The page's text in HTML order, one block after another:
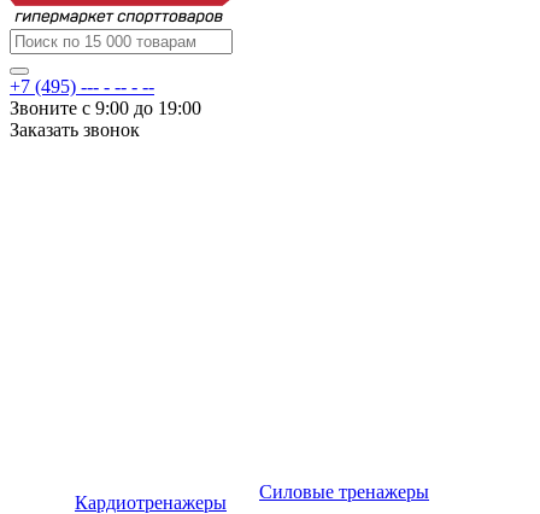
+7 (495) --- - -- - --
Звоните с 9:00 до 19:00
Заказать звонок
Кардиотренажеры
Силовые тренажеры